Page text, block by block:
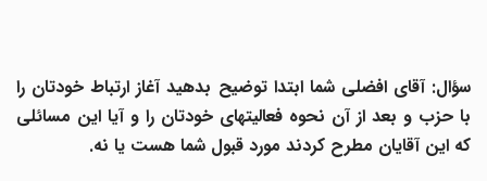
سؤال: آقای افضلی شما ابتدا توضیح بدهید آغاز ارتباط خودتان را
با حزب و بعد از آن نحوه فعالیتهای خودتان را و آیا این مسائلی
که این آقایان مطرح کردند مورد قبول شما هست یا نه.